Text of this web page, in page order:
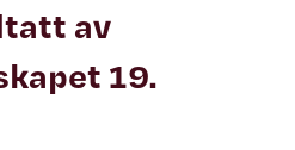
av
19.